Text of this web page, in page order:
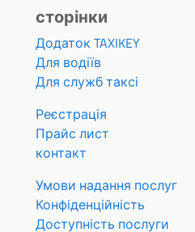
сторінки
Додаток TAXIKEY
Для водіїв
Для служб таксі
Реєстрація
Прайс лист
контакт
Умови надання послуг
Конфіденційність
Доступність послуги